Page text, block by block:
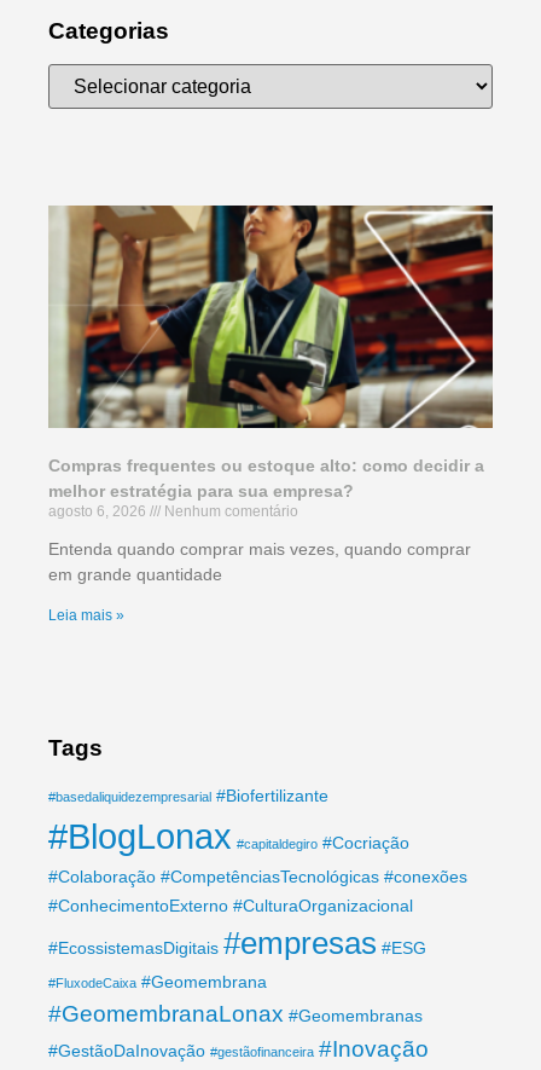
Categorias
Compras frequentes ou estoque alto: como decidir a
melhor estratégia para sua empresa?
agosto 6, 2026 Nenhum comentário
Entenda quando comprar mais vezes, quando comprar
em grande quantidade
Leia mais »
Tags
#basedaliquidezempresarial #Biofertilizante
#BlogLonax #capitaldegiro #Cocriação
#Colaboração #CompetênciasTecnológicas #conexões
#ConhecimentoExterno #CulturaOrganizacional
#EcossistemasDigitais #empresas #ESG
#FluxodeCaixa #Geomembrana
#GeomembranaLonax #Geomembranas
#GestãoDaInovação #gestãofinanceira #Inovação